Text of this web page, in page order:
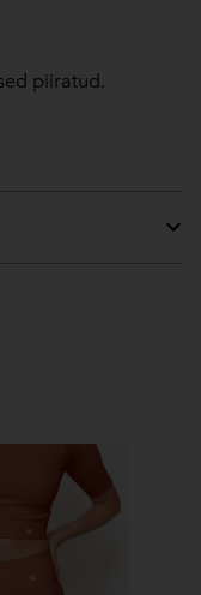
piiratud.